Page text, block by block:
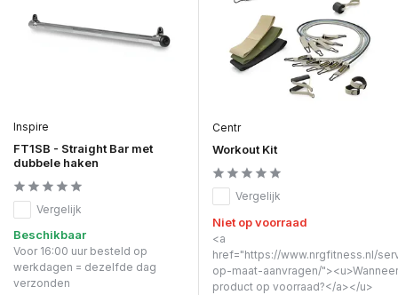
Inspire
FT1SB - Straight Bar met
dubbele haken
Vergelijk
Beschikbaar
Voor 16:00 uur besteld op
werkdagen = dezelfde dag
verzonden
Centr
Workout Kit
Vergelijk
Niet op voorraad
<a
href="https://www.nrgfitness.nl/
op-maat-aanvragen/
product op voorraad?</a></u>